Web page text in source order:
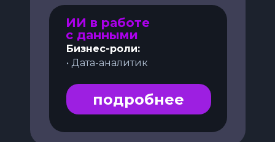
ИИ в работе
с данными
Бизнес-роли:
• Дата-аналитик
подробнее